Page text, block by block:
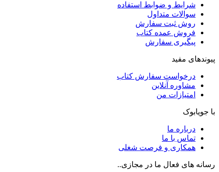
شرایط و ضوابط استفاده
سوالات متداول
روش ثبت سفارش
فروش عمده کتاب
پیگیری سفارش
پیوندهای مفید
درخواست سفارش کتاب
مشاوره آنلاین
امتیازات من
با جویابوک
درباره ما
تماس با ما
همکاری و فرصت شغلی
رسانه های فعال ما در مجازی..